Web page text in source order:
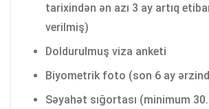
tarixindən ən azı 3 ay artıq
verilmiş)
Doldurulmuş viza anketi
Biyometrik foto (son 6 ay
Səyahət sığortası (minimum